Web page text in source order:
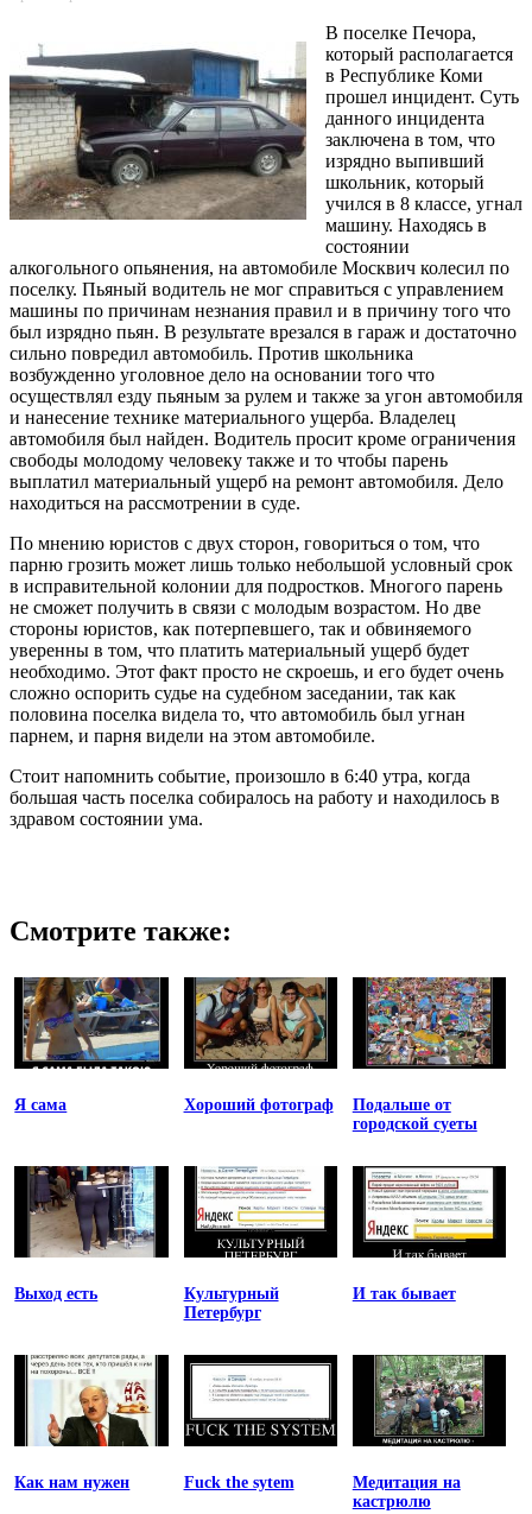
В поселке Печора,
который располагается
в Республике Коми
прошел инцидент. Суть
данного инцидента
заключена в том, что
изрядно выпивший
школьник, который
учился в 8 классе, угнал
машину. Находясь в
состоянии
алкогольного опьянения, на автомобиле Москвич колесил по
поселку. Пьяный водитель не мог справиться с управлением
машины по причинам незнания правил и в причину того что
был изрядно пьян. В результате врезался в гараж и достаточно
сильно повредил автомобиль. Против школьника
возбужденно уголовное дело на основании того что
осуществлял езду пьяным за рулем и также за угон автомобиля
и нанесение технике материального ущерба. Владелец
автомобиля был найден. Водитель просит кроме ограничения
свободы молодому человеку также и то чтобы парень
выплатил материальный ущерб на ремонт автомобиля. Дело
находиться на рассмотрении в суде.
По мнению юристов с двух сторон, говориться о том, что
парню грозить может лишь только небольшой условный срок
в исправительной колонии для подростков. Многого парень
не сможет получить в связи с молодым возрастом. Но две
стороны юристов, как потерпевшего, так и обвиняемого
уверенны в том, что платить материальный ущерб будет
необходимо. Этот факт просто не скроешь, и его будет очень
сложно оспорить судье на судебном заседании, так как
половина поселка видела то, что автомобиль был угнан
парнем, и парня видели на этом автомобиле.
Стоит напомнить событие, произошло в 6:40 утра, когда
большая часть поселка собиралось на работу и находилось в
здравом состоянии ума.
Смотрите также:
Я сама Хороший фотограф
Подальше от
городской суеты
Выход есть
Культурный
Петербург
И так бывает
Как нам нужен Fuck the sytem
Медитация на
кастрюлю